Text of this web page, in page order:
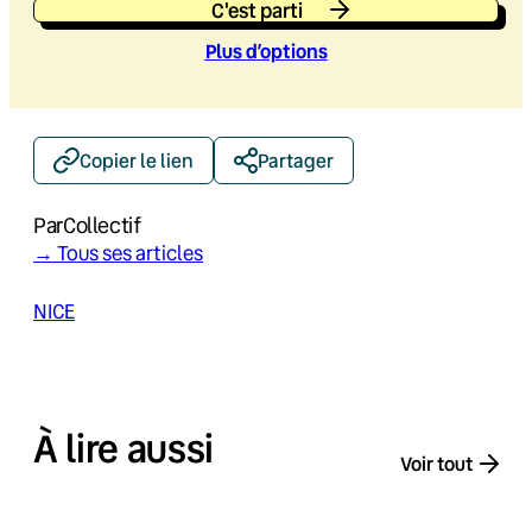
C'est parti
Plus d’options
Copier le lien Partager
ParCollectif
→ Tous ses articles
NICE
À lire aussi Voir tout